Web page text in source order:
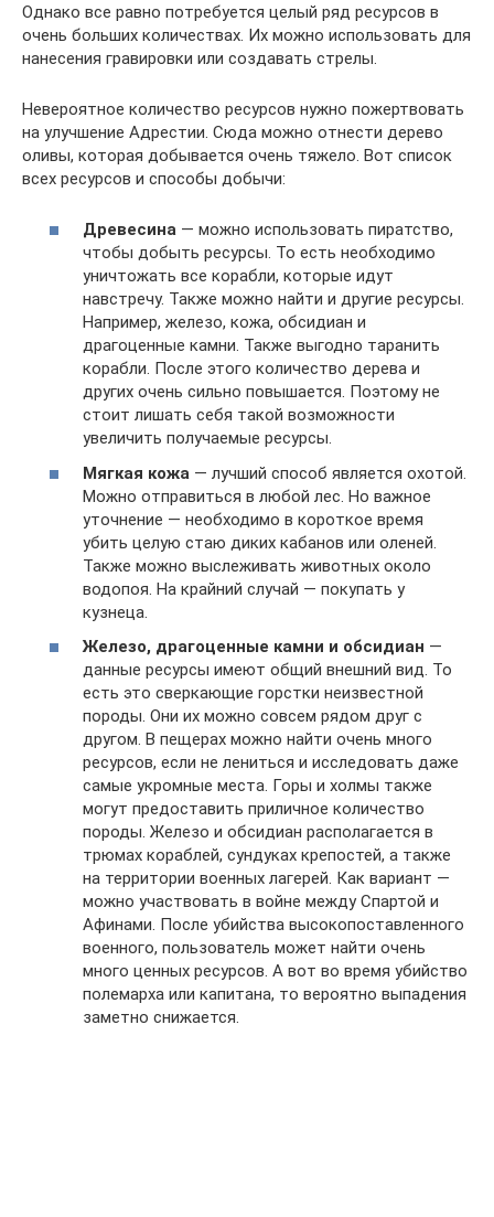
Однако все равно потребуется целый ряд ресурсов в
очень больших количествах. Их можно использовать для
нанесения гравировки или создавать стрелы.
Невероятное количество ресурсов нужно пожертвовать
на улучшение Адрестии. Сюда можно отнести дерево
оливы, которая добывается очень тяжело. Вот список
всех ресурсов и способы добычи:
Древесина — можно использовать пиратство,
чтобы добыть ресурсы. То есть необходимо
уничтожать все корабли, которые идут
навстречу. Также можно найти и другие ресурсы.
Например, железо, кожа, обсидиан и
драгоценные камни. Также выгодно таранить
корабли. После этого количество дерева и
других очень сильно повышается. Поэтому не
стоит лишать себя такой возможности
увеличить получаемые ресурсы.
Мягкая кожа — лучший способ является охотой.
Можно отправиться в любой лес. Но важное
уточнение — необходимо в короткое время
убить целую стаю диких кабанов или оленей.
Также можно выслеживать животных около
водопоя. На крайний случай — покупать у
кузнеца.
Железо, драгоценные камни и обсидиан —
данные ресурсы имеют общий внешний вид. То
есть это сверкающие горстки неизвестной
породы. Они их можно совсем рядом друг с
другом. В пещерах можно найти очень много
ресурсов, если не лениться и исследовать даже
самые укромные места. Горы и холмы также
могут предоставить приличное количество
породы. Железо и обсидиан располагается в
трюмах кораблей, сундуках крепостей, а также
на территории военных лагерей. Как вариант —
можно участвовать в войне между Спартой и
Афинами. После убийства высокопоставленного
военного, пользователь может найти очень
много ценных ресурсов. А вот во время убийство
полемарха или капитана, то вероятно выпадения
заметно снижается.